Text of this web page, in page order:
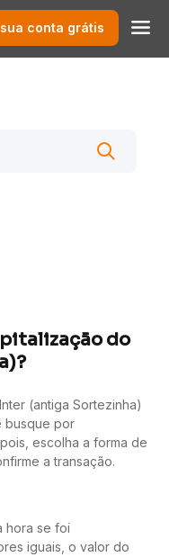
conta grátis
do
(antiga Sortezinha)
busque por
escolha a forma de
a transação.
hora se foi
iguais, o valor do